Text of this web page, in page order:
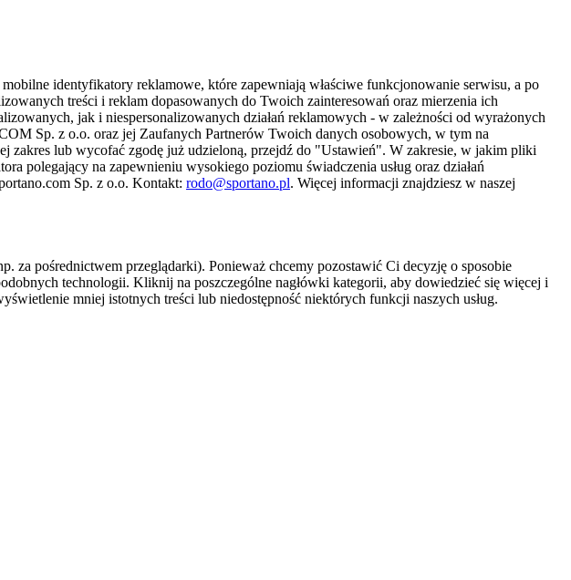
identyfikatory reklamowe, które zapewniają właściwe funkcjonowanie serwisu, a po
treści i reklam dopasowanych do Twoich zainteresowań oraz mierzenia ich
jak i niespersonalizowanych działań reklamowych - w zależności od wyrażonych
Sp. z o.o. oraz jej Zaufanych Partnerów Twoich danych osobowych, w tym na
zakres lub wycofać zgodę już udzieloną, przejdź do "Ustawień". W zakresie, w jakim pliki
polegający na zapewnieniu wysokiego poziomu świadczenia usług oraz działań
Sp. z o.o. Kontakt: rodo@sportano.pl. Więcej informacji znajdziesz w naszej
za pośrednictwem przeglądarki). Ponieważ chcemy pozostawić Ci decyzję o sposobie
technologii. Kliknij na poszczególne nagłówki kategorii, aby dowiedzieć się więcej i
mniej istotnych treści lub niedostępność niektórych funkcji naszych usług.